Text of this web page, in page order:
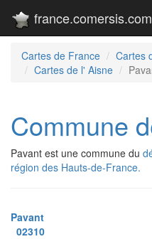
france.comersis.com
Cartes de France
Cartes
Cartes de l' Aisne
Commune
Pavant est une commune du
région des Hauts-de-France.
Pavant
02310